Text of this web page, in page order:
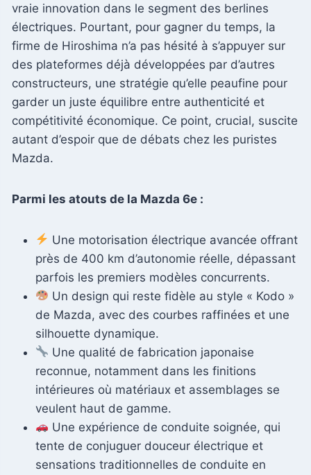
vraie innovation dans le segment des berlines
électriques. Pourtant, pour gagner du temps, la
firme de Hiroshima n’a pas hésité à s’appuyer sur
des plateformes déjà développées par d’autres
constructeurs, une stratégie qu’elle peaufine pour
garder un juste équilibre entre authenticité et
compétitivité économique. Ce point, crucial, suscite
autant d’espoir que de débats chez les puristes
Mazda.
Parmi les atouts de la Mazda 6e :
Une motorisation électrique avancée offrant
près de 400 km d’autonomie réelle, dépassant
parfois les premiers modèles concurrents.
Un design qui reste fidèle au style « Kodo »
de Mazda, avec des courbes raffinées et une
silhouette dynamique.
Une qualité de fabrication japonaise
reconnue, notamment dans les finitions
intérieures où matériaux et assemblages se
veulent haut de gamme.
Une expérience de conduite soignée, qui
tente de conjuguer douceur électrique et
sensations traditionnelles de conduite en